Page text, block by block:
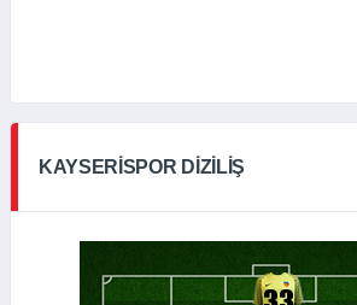
KAYSERISPOR DIZILIŞ